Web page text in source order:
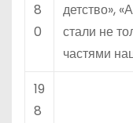
8
0
детство»,
стали не
частями
19
8